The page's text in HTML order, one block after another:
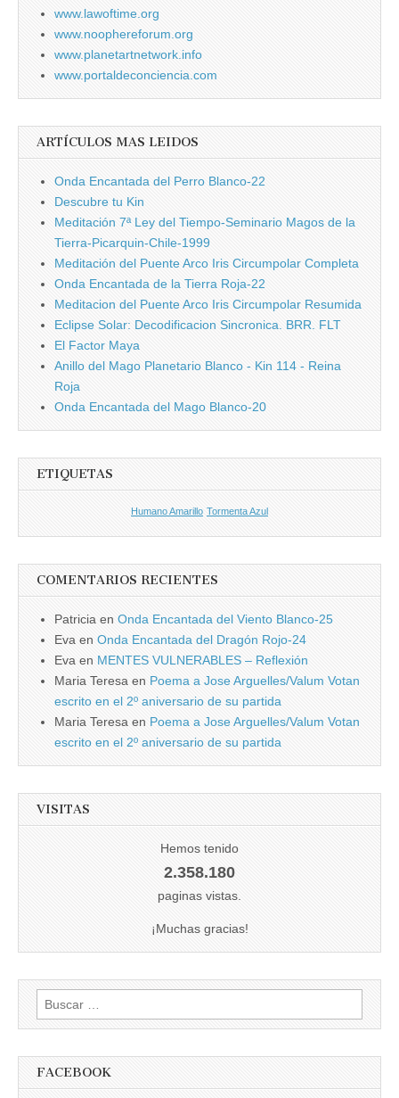
www.lawoftime.org
www.noophereforum.org
www.planetartnetwork.info
www.portaldeconciencia.com
ARTÍCULOS MAS LEIDOS
Onda Encantada del Perro Blanco-22
Descubre tu Kin
Meditación 7ª Ley del Tiempo-Seminario Magos de la
Tierra-Picarquin-Chile-1999
Meditación del Puente Arco Iris Circumpolar Completa
Onda Encantada de la Tierra Roja-22
Meditacion del Puente Arco Iris Circumpolar Resumida
Eclipse Solar: Decodificacion Sincronica. BRR. FLT
El Factor Maya
Anillo del Mago Planetario Blanco - Kin 114 - Reina
Roja
Onda Encantada del Mago Blanco-20
ETIQUETAS
Humano Amarillo Tormenta Azul
COMENTARIOS RECIENTES
Patricia en Onda Encantada del Viento Blanco-25
Eva en Onda Encantada del Dragón Rojo-24
Eva en MENTES VULNERABLES – Reflexión
Maria Teresa en Poema a Jose Arguelles/Valum Votan
escrito en el 2º aniversario de su partida
Maria Teresa en Poema a Jose Arguelles/Valum Votan
escrito en el 2º aniversario de su partida
VISITAS
Hemos tenido
2.358.180
paginas vistas.
¡Muchas gracias!
Buscar:
FACEBOOK